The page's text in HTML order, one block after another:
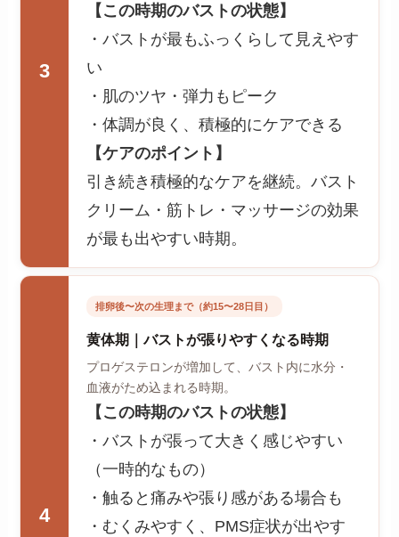
3
【この時期のバストの状態】
・バストが最もふっくらして見えやす
い
・肌のツヤ・弾力もピーク
・体調が良く、積極的にケアできる
【ケアのポイント】
引き続き積極的なケアを継続。バスト
クリーム・筋トレ・マッサージの効果
が最も出やすい時期。
4
排卵後〜次の生理まで（約15〜28日目）
黄体期｜バストが張りやすくなる時期
プロゲステロンが増加して、バスト内に水分・
血液がため込まれる時期。
【この時期のバストの状態】
・バストが張って大きく感じやすい
（一時的なもの）
・触ると痛みや張り感がある場合も
・むくみやすく、PMS症状が出やす